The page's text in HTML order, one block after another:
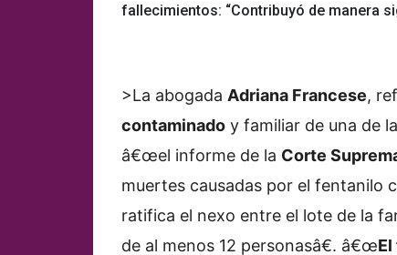
fallecimientos: “Contribuyó de manera
>La abogada Adriana Francese,
contaminado y familiar de una de
â€œel informe de la Corte
muertes causadas por el fentanilo
ratifica el nexo entre el lote de la
de al menos 12 personasâ€. â€œ